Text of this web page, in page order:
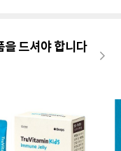
을 드셔야 합니다